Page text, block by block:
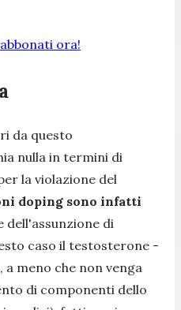
ora!
da questo
nulla in termini di
la violazione del
doping sono infatti
dell'assunzione di
caso il testosterone -
meno che non venga
di componenti dello